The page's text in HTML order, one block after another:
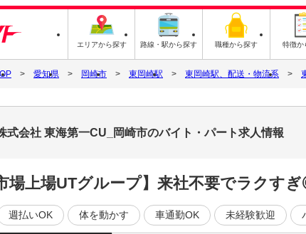
エリアから探す 路線・駅から探す 職種から探す 特徴か
愛知県 岡崎市 東岡崎駅 東岡崎駅、配送・物流系
式会社 東海第一CU_岡崎市のバイト・パート求人情報
場上場UTグループ】来社不要でラクす
週払いOK 体を動かす 車通勤OK 未経験歓迎